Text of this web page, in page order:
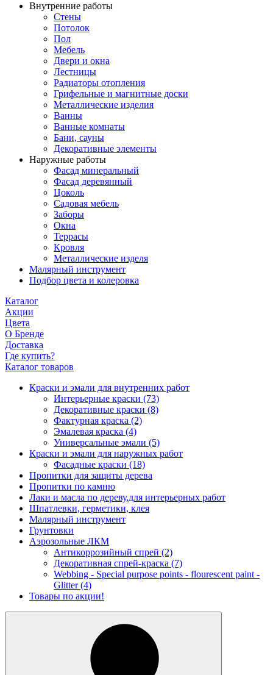
Внутренние работы
Стены
Потолок
Пол
Мебель
Двери и окна
Лестницы
Радиаторы отопления
Грифельные и магнитные доски
Металлические изделия
Ванны
Ванные комнаты
Бани, сауны
Декоративные элементы
Наружные работы
Фасад минеральный
Фасад деревянный
Цоколь
Садовая мебель
Заборы
Окна
Террасы
Кровля
Металлические изделя
Малярный инструмент
Подбор цвета и колеровка
Каталог
Акции
Цвета
О Бренде
Доставка
Где купить?
Каталог товаров
Краски и эмали для внутренних работ
Интерьерные краски (73)
Декоративные краски (8)
Фактурная краска (2)
Эмалевая краска (4)
Универсальные эмали (5)
Краски и эмали для наружных работ
Фасадные краски (18)
Пропитки для защиты дерева
Пропитки по камню
Лаки и масла по дереву,для интерьерных работ
Шпатлевки, герметики, клея
Малярный инструмент
Грунтовки
Аэрозольные ЛКМ
Антикоррозийный спрей (2)
Декоративная спрей-краска (7)
Webbing - Special purpose points - flourescent paint -
Glitter (4)
Товары по акции!